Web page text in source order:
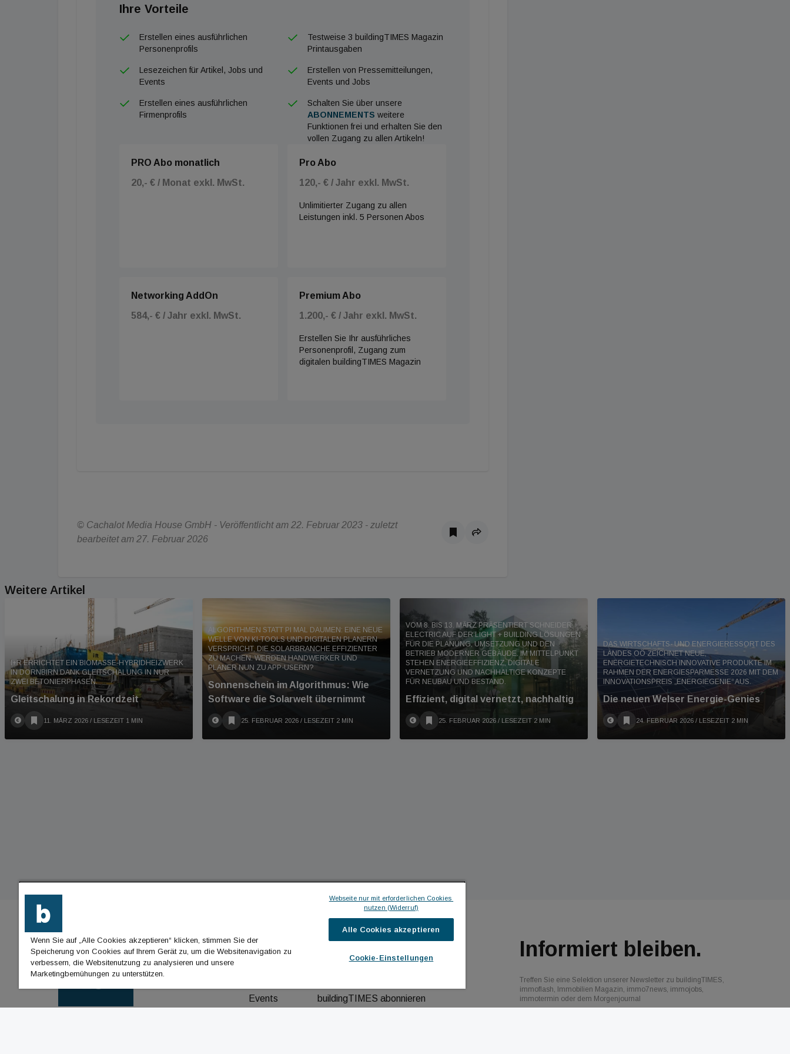
Ihre Vorteile
Erstellen eines ausführlichen
Personenprofils
Testweise 3 buildingTIMES Magazin
Printausgaben
Lesezeichen für Artikel, Jobs und
Events
Erstellen von Pressemitteilungen,
Events und Jobs
Erstellen eines ausführlichen
Firmenprofils
Schalten Sie über unsere
ABONNEMENTS weitere
Funktionen frei und erhalten Sie den
vollen Zugang zu allen Artikeln!
PRO Abo monatlich
20,- € / Monat exkl. MwSt.
Pro Abo
120,- € / Jahr exkl. MwSt.
Unlimitierter Zugang zu allen
Leistungen inkl. 5 Personen Abos
Networking AddOn
584,- € / Jahr exkl. MwSt.
Premium Abo
1.200,- € / Jahr exkl. MwSt.
Erstellen Sie Ihr ausführliches
Personenprofil, Zugang zum
digitalen buildingTIMES Magazin
© Cachalot Media House GmbH - Veröffentlicht am 22. Februar 2023 - zuletzt
bearbeitet am 27. Februar 2026
Weitere Artikel
I+R ERRICHTET EIN BIOMASSE-HYBRIDHEIZWERK
IN DORNBIRN DANK GLEITSCHALUNG IN NUR
ZWEI BETONIERPHASEN.
Gleitschalung in Rekordzeit
11. MÄRZ 2026 / LESEZEIT 1 MIN
ALGORITHMEN STATT PI MAL DAUMEN: EINE NEUE
WELLE VON KI-TOOLS UND DIGITALEN PLANERN
VERSPRICHT, DIE SOLARBRANCHE EFFIZIENTER
ZU MACHEN. WERDEN HANDWERKER UND
PLANER NUN ZU APP-USERN?
Sonnenschein im Algorithmus: Wie
Software die Solarwelt übernimmt
25. FEBRUAR 2026 / LESEZEIT 2 MIN
VOM 8. BIS 13. MÄRZ PRÄSENTIERT SCHNEIDER
ELECTRIC AUF DER LIGHT + BUILDING LÖSUNGEN
FÜR DIE PLANUNG, UMSETZUNG UND DEN
BETRIEB MODERNER GEBÄUDE. IM MITTELPUNKT
STEHEN ENERGIEEFFIZIENZ, DIGITALE
VERNETZUNG UND NACHHALTIGE KONZEPTE
FÜR NEUBAU UND BESTAND.
Effizient, digital vernetzt, nachhaltig
25. FEBRUAR 2026 / LESEZEIT 2 MIN
DAS WIRTSCHAFTS- UND ENERGIERESSORT DES
LANDES OÖ ZEICHNET NEUE,
ENERGIETECHNISCH INNOVATIVE PRODUKTE IM
RAHMEN DER ENERGIESPARMESSE 2026 MIT DEM
INNOVATIONSPREIS „ENERGIEGENIE“ AUS.
Die neuen Welser Energie-Genies
24. FEBRUAR 2026 / LESEZEIT 2 MIN
BUILDINGTIMES
Events
ICH MÖCHTE ...
buildingTIMES abonnieren
Informiert bleiben.
Treffen Sie eine Selektion unserer Newsletter zu buildingTIMES,
immoflash, Immobilien Magazin, immo7news, immojobs,
immotermin oder dem Morgenjournal
Wenn Sie auf „Alle Cookies akzeptieren“ klicken, stimmen Sie der
Speicherung von Cookies auf Ihrem Gerät zu, um die Websitenavigation zu
verbessern, die Websitenutzung zu analysieren und unsere
Marketingbemühungen zu unterstützen.
Webseite nur mit erforderlichen Cookies
nutzen (Widerruf)
Alle Cookies akzeptieren
Cookie-Einstellungen